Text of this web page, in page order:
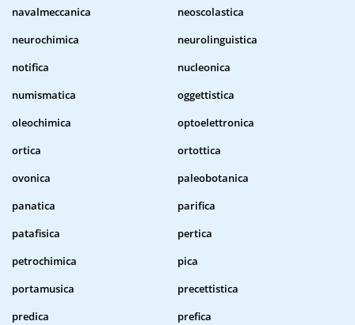
navalmeccanica
neoscolastica
neurochimica
neurolinguistica
notifica
nucleonica
numismatica
oggettistica
oleochimica
optoelettronica
ortica
ortottica
ovonica
paleobotanica
panatica
parifica
patafisica
pertica
petrochimica
pica
portamusica
precettistica
predica
prefica